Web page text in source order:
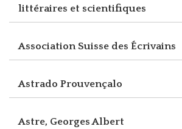
littéraires et scientifiques
Association Suisse des Écrivains
Astrado Prouvençalo
Astre, Georges Albert